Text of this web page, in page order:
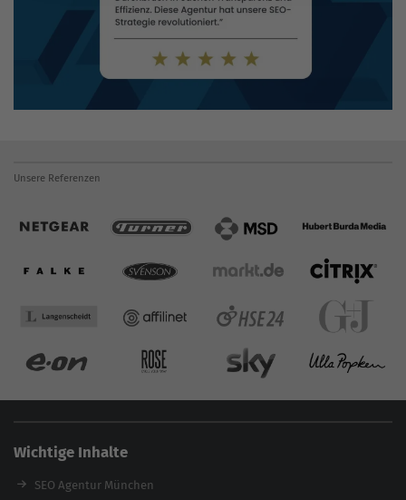
Unsere Referenzen
Wichtige Inhalte
SEO Agentur München